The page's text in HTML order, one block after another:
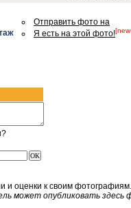
Отправить фото на
Я есть на этой фото!
и оценки к своим
может опубликовать здесь